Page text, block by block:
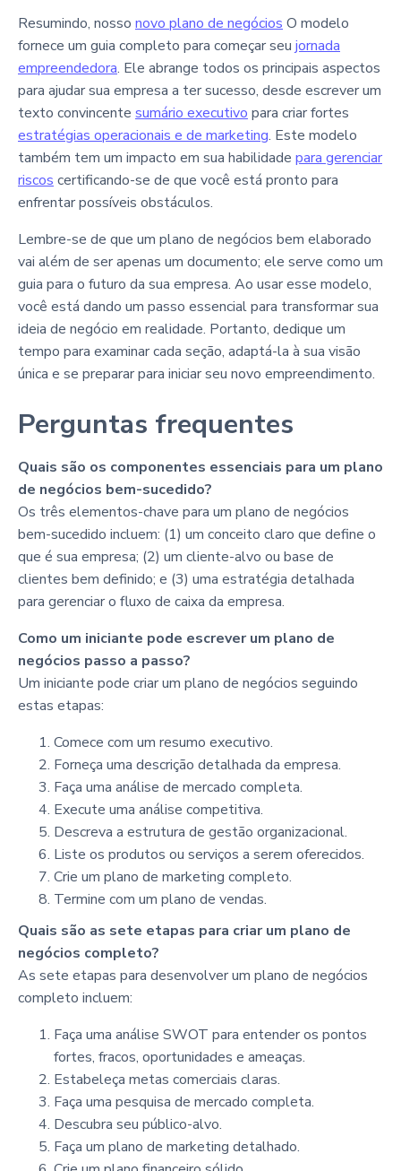
Resumindo, nosso novo plano de negócios O modelo
fornece um guia completo para começar seu jornada
empreendedora. Ele abrange todos os principais aspectos
para ajudar sua empresa a ter sucesso, desde escrever um
texto convincente sumário executivo para criar fortes
estratégias operacionais e de marketing. Este modelo
também tem um impacto em sua habilidade para gerenciar
riscos certificando-se de que você está pronto para
enfrentar possíveis obstáculos.
Lembre-se de que um plano de negócios bem elaborado
vai além de ser apenas um documento; ele serve como um
guia para o futuro da sua empresa. Ao usar esse modelo,
você está dando um passo essencial para transformar sua
ideia de negócio em realidade. Portanto, dedique um
tempo para examinar cada seção, adaptá-la à sua visão
única e se preparar para iniciar seu novo empreendimento.
Perguntas frequentes
Quais são os componentes essenciais para um plano
de negócios bem-sucedido?
Os três elementos-chave para um plano de negócios
bem-sucedido incluem: (1) um conceito claro que define o
que é sua empresa; (2) um cliente-alvo ou base de
clientes bem definido; e (3) uma estratégia detalhada
para gerenciar o fluxo de caixa da empresa.
Como um iniciante pode escrever um plano de
negócios passo a passo?
Um iniciante pode criar um plano de negócios seguindo
estas etapas:
Comece com um resumo executivo.
Forneça uma descrição detalhada da empresa.
Faça uma análise de mercado completa.
Execute uma análise competitiva.
Descreva a estrutura de gestão organizacional.
Liste os produtos ou serviços a serem oferecidos.
Crie um plano de marketing completo.
Termine com um plano de vendas.
Quais são as sete etapas para criar um plano de
negócios completo?
As sete etapas para desenvolver um plano de negócios
completo incluem:
Faça uma análise SWOT para entender os pontos
fortes, fracos, oportunidades e ameaças.
Estabeleça metas comerciais claras.
Faça uma pesquisa de mercado completa.
Descubra seu público-alvo.
Faça um plano de marketing detalhado.